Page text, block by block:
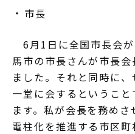
市長
6月1日に全国市長会
馬市の市長さんが市長
ました。それと同時に
一堂に会するというこ
ます。私が会長を務め
電柱化を推進する市区